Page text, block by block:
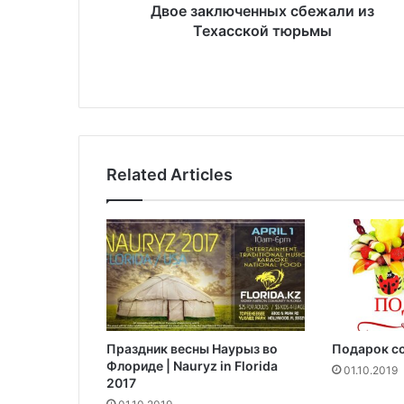
ж
а
л
и
и
з
Т
е
х
а
с
с
Двое заключенных сбежали из
Техасской тюрьмы
Related Articles
Праздник весны Наурыз во
Флориде | Nauryz in Florida
2017
Подарок
01.10.2019